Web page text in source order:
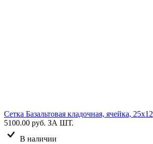
Сетка Базальтовая кладочная, ячейка, 25х12
5100.00 руб. ЗА ШТ.
В наличии